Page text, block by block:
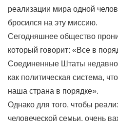
реализации мира одной
бросился на эту миссию.
Сегодняшнее общество
который говорит: «Все в
Соединенные Штаты недавно
как политическая система,
наша страна в порядке».
Однако для того, чтобы
человеческой семьи, очень